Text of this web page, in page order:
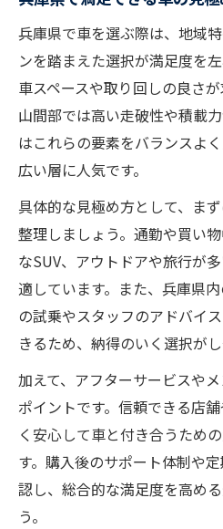
四駆車購入時に役
車選びで失敗しな
メンテナンスで四駆車
車の寿命を延ばす
四駆車の安全維持
メンテナンスで変
車を長く乗るため
四駆車メンテナン
兵庫県で車を選ぶ際は、地域
ンを踏まえた選択が満足度を
車スペースや取り回しの良さ
山間部では高い走破性や積載
はこれらの要素をバランスよ
広い層に人気です。
具体的な見極め方として、ま
整理しましょう。通勤や買い
なSUV、アウトドアや旅行が
適しています。また、兵庫県
の試乗やスタッフのアドバイ
きるため、納得のいく選択がし
加えて、アフターサービスや
ポイントです。信頼できる店
く安心して車と付き合うため
す。購入後のサポート体制や
認し、総合的な満足度を高め
う。